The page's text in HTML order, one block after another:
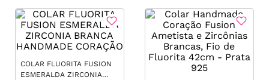
Ouro 18k
COLAR FLUORITA FUSION
ESMERALDA ZIRCONIA